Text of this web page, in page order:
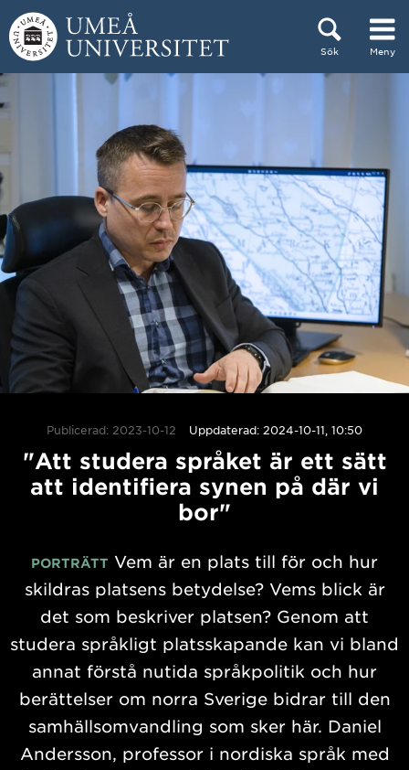
Hoppa direkt till innehållet
Sök Meny
Huvudmenyn dold.
Publicerad: 2023-10-12 Uppdaterad: 2024-10-11, 10:50
"Att studera språket är ett sätt
att identifiera synen på där vi
bor"
PORTRÄTT Vem är en plats till för och hur
skildras platsens betydelse? Vems blick är
det som beskriver platsen? Genom att
studera språkligt platsskapande kan vi bland
annat förstå nutida språkpolitik och hur
berättelser om norra Sverige bidrar till den
samhällsomvandling som sker här. Daniel
Andersson, professor i nordiska språk med